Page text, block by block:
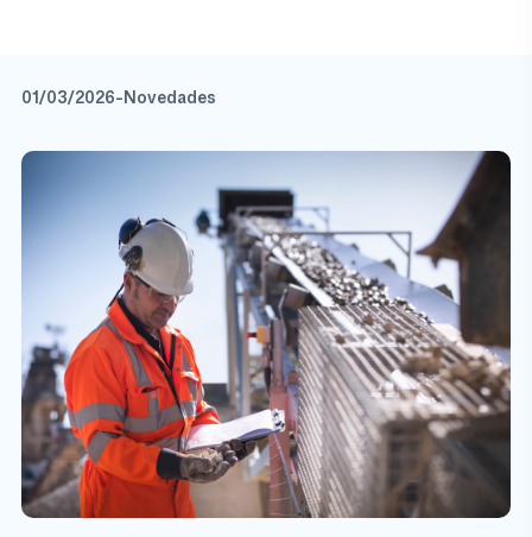
01/03/2026-Novedades